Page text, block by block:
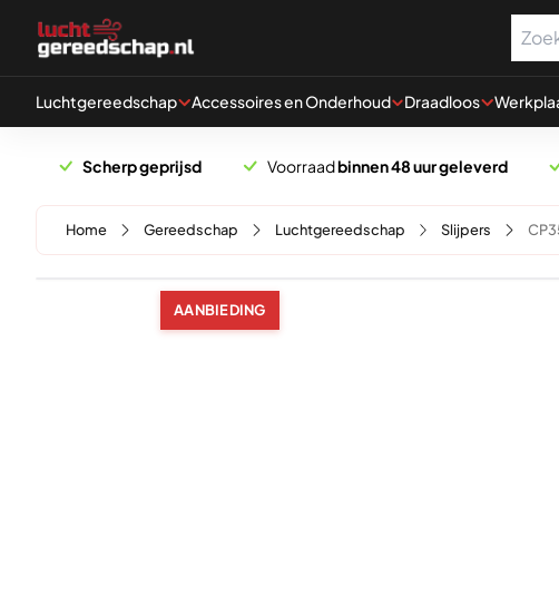
Luchtgereedschap Accessoires en Onderhoud Draadloos
Scherp geprijsd Voorraadbinnen 48 uur geleverd
Home Gereedschap Luchtgereedschap Slijpers
AANBIEDING